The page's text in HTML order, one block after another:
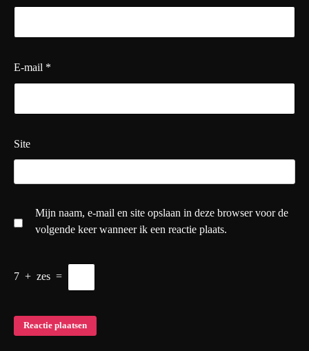
E-mail *
Site
Mijn naam, e-mail en site opslaan in deze browser voor de
volgende keer wanneer ik een reactie plaats.
7 + zes =